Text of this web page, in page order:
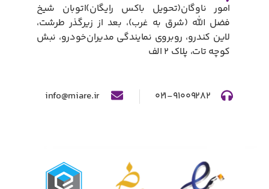
امور ناوگان(تحویل باکس رایگان)​اتوبان شیخ
فضل الله (شرق به غرب)، بعد از زیرگذر طرشت،
لاین کندرو، روبروی نمایندگی مدیران‌خودرو، نبش
کوچه تات، پلاک ۲ الف​
۰۲۱-۹۱۰۰۹۲۸۲ info@miare.ir